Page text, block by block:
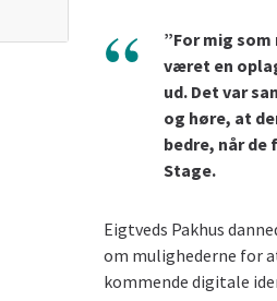
”For mig
været en
ud. Det var
og høre, at
bedre, når
Stage.
Eigtveds Pakhus
om mulighederne for
kommende digitale